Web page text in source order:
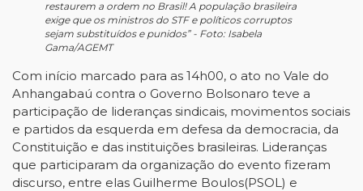
restaurem a ordem no Brasil! A população brasileira
exige que os ministros do STF e políticos corruptos
sejam substituídos e punidos” - Foto: Isabela
Gama/AGEMT
Com início marcado para as 14h00, o ato no Vale do
Anhangabaú contra o Governo Bolsonaro teve a
participação de lideranças sindicais, movimentos sociais
e partidos da esquerda em defesa da democracia, da
Constituição e das instituições brasileiras. Lideranças
que participaram da organização do evento fizeram
discurso, entre elas Guilherme Boulos(PSOL) e